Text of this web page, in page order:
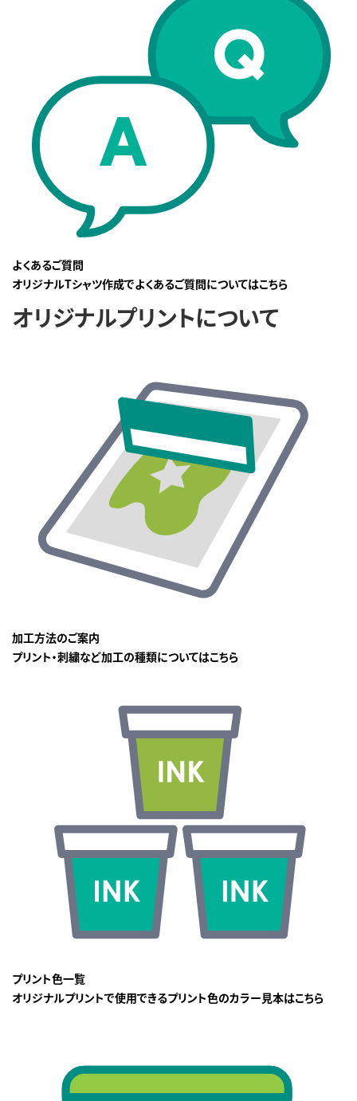
よくあるご質問
オリジナルTシャツ作成でよくあるご質問についてはこちら
オリジナルプリントについて
加工方法のご案内
プリント・刺繍など加工の種類についてはこちら
プリント色一覧
オリジナルプリントで使用できるプリント色のカラー見本はこちら